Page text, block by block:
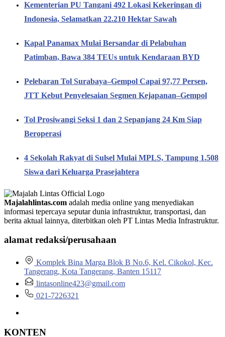
Kementerian PU Tangani 492 Lokasi Kekeringan di
Indonesia, Selamatkan 22.210 Hektar Sawah
Kapal Panamax Mulai Bersandar di Pelabuhan
Patimban, Bawa 384 TEUs untuk Kendaraan BYD
Pelebaran Tol Surabaya–Gempol Capai 97,77 Persen,
JTT Kebut Penyelesaian Segmen Kejapanan–Gempol
Tol Prosiwangi Seksi 1 dan 2 Sepanjang 24 Km Siap
Beroperasi
4 Sekolah Rakyat di Sulsel Mulai MPLS, Tampung 1.508
Siswa dari Keluarga Prasejahtera
Majalahlintas.com adalah media online yang menyediakan
informasi tepercaya seputar dunia infrastruktur, transportasi, dan
berita aktual lainnya, diterbitkan oleh PT Lintas Media Infrastruktur.
alamat redaksi/perusahaan
Komplek Bina Marga Blok B No.6, Kel. Cikokol, Kec.
Tangerang, Kota Tangerang, Banten 15117
lintasonline423@gmail.com
021-7226321
KONTEN